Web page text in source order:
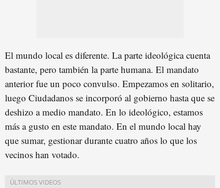
El mundo local es diferente. La parte ideológica cuenta
bastante, pero también la parte humana. El mandato
anterior fue un poco convulso. Empezamos en solitario,
luego Ciudadanos se incorporó al gobierno hasta que se
deshizo a medio mandato. En lo ideológico, estamos
más a gusto en este mandato. En el mundo local hay
que sumar, gestionar durante cuatro años lo que los
vecinos han votado.